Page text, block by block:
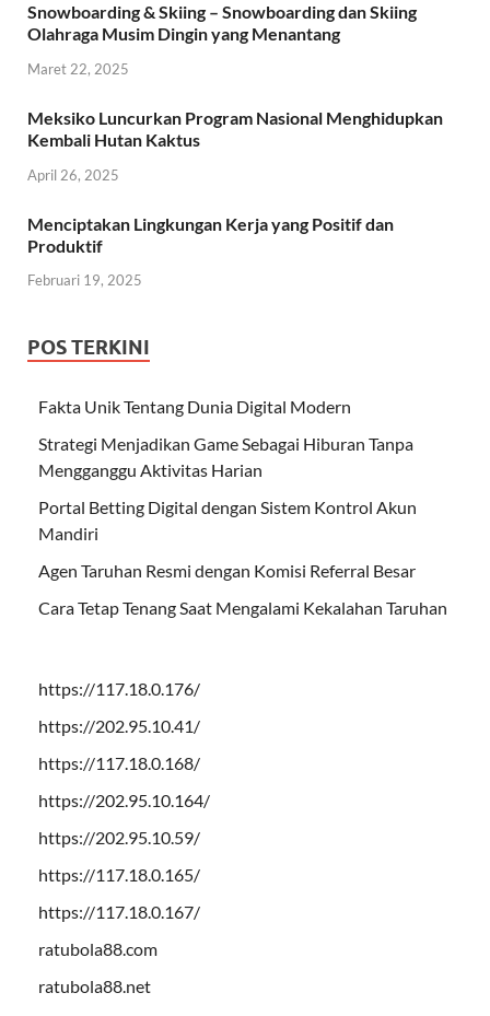
Snowboarding & Skiing – Snowboarding dan Skiing
Olahraga Musim Dingin yang Menantang
Maret 22, 2025
Meksiko Luncurkan Program Nasional Menghidupkan
Kembali Hutan Kaktus
April 26, 2025
Menciptakan Lingkungan Kerja yang Positif dan
Produktif
Februari 19, 2025
POS TERKINI
Fakta Unik Tentang Dunia Digital Modern
Strategi Menjadikan Game Sebagai Hiburan Tanpa
Mengganggu Aktivitas Harian
Portal Betting Digital dengan Sistem Kontrol Akun
Mandiri
Agen Taruhan Resmi dengan Komisi Referral Besar
Cara Tetap Tenang Saat Mengalami Kekalahan Taruhan
https://117.18.0.176/
https://202.95.10.41/
https://117.18.0.168/
https://202.95.10.164/
https://202.95.10.59/
https://117.18.0.165/
https://117.18.0.167/
ratubola88.com
ratubola88.net